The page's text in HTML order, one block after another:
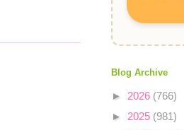
Blog Archive
► 2026 (766)
► 2025 (981)